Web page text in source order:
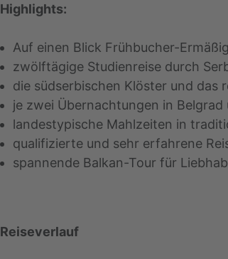
Highlights:
Auf einen Blick Frühbucher-
zwölftägige Studienreise durch
die südserbischen Klöster und das
je zwei Übernachtungen in Belgrad
landestypische Mahlzeiten in
qualifizierte und sehr erfahrene
spannende Balkan-Tour für
Reiseverlauf